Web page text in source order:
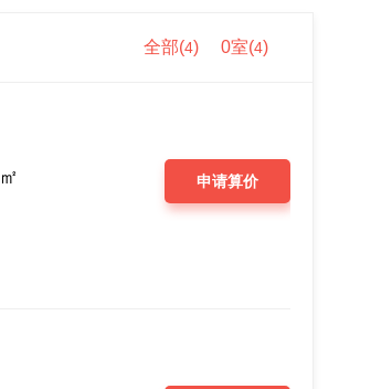
0室(4)
全部(4)
申请算价